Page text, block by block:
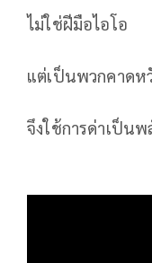
ไม่ใช่ฝีมือไอโอ
แต่เป็นพวกคาดห
จึงใช้การด่าเป็น